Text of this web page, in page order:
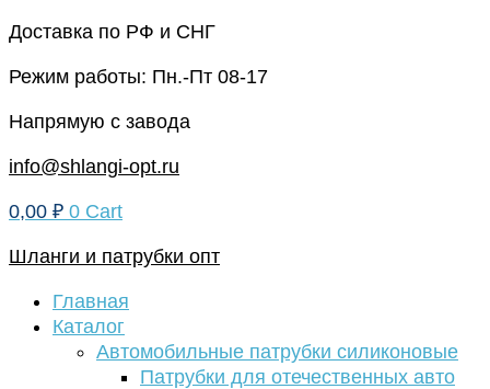
Перейти
содержимому
Доставка по РФ и СНГ
Режим работы: Пн.-Пт 08-17
Напрямую с завода
info@shlangi-opt.ru
0,00 ₽ 0 Cart
Шланги и патрубки опт
Главная
Каталог
Автомобильные патрубки силиконовые
Патрубки для отечественных авто